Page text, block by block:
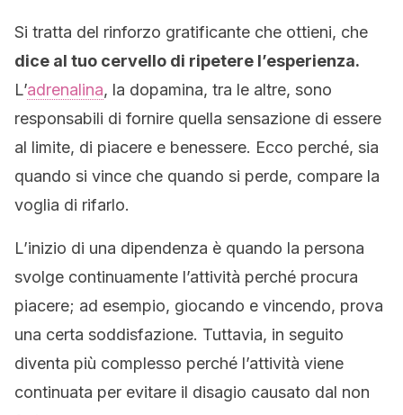
Si tratta del rinforzo gratificante che ottieni, che
dice al tuo cervello di ripetere l’esperienza.
L’adrenalina, la dopamina, tra le altre, sono
responsabili di fornire quella sensazione di essere
al limite, di piacere e benessere. Ecco perché, sia
quando si vince che quando si perde, compare la
voglia di rifarlo.
L’inizio di una dipendenza è quando la persona
svolge continuamente l’attività perché procura
piacere; ad esempio, giocando e vincendo, prova
una certa soddisfazione. Tuttavia, in seguito
diventa più complesso perché l’attività viene
continuata per evitare il disagio causato dal non